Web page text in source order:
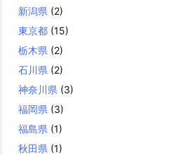
新潟県 (2)
東京都 (15)
栃木県 (2)
石川県 (2)
神奈川県 (3)
福岡県 (3)
福島県 (1)
秋田県 (1)